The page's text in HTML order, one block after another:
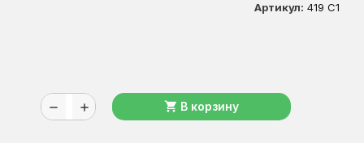
Артикул: 419 C1
remove add shopping_cart В корзину